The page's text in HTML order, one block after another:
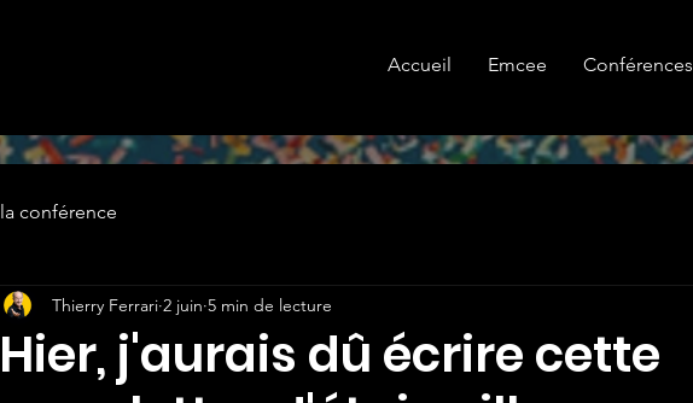
Accueil Emcee Conférences
la conférence
Hier, j'aurais dû écrire cette
Thierry Ferrari 2 juin 5 min de lecture